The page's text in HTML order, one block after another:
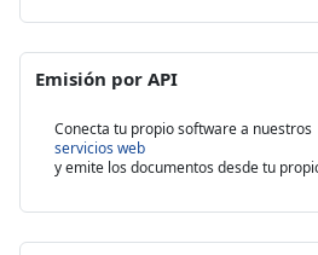
Emisión por API
Conecta tu propio software a nuestros
servicios web
y emite los documentos desde tu